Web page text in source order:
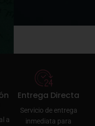
a
Entrega Directa
Servicio de entrega
inmediata para